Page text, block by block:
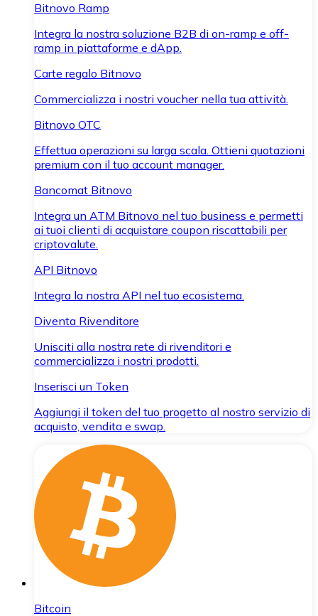
Bitnovo Ramp
Integra la nostra soluzione B2B di on-ramp e off-
ramp in piattaforme e dApp.
Carte regalo Bitnovo
Commercializza i nostri voucher nella tua attività.
Bitnovo OTC
Effettua operazioni su larga scala. Ottieni quotazioni
premium con il tuo account manager.
Bancomat Bitnovo
Integra un ATM Bitnovo nel tuo business e permetti
ai tuoi clienti di acquistare coupon riscattabili per
criptovalute.
API Bitnovo
Integra la nostra API nel tuo ecosistema.
Diventa Rivenditore
Unisciti alla nostra rete di rivenditori e
commercializza i nostri prodotti.
Inserisci un Token
Aggiungi il token del tuo progetto al nostro servizio di
acquisto, vendita e swap.
Bitcoin